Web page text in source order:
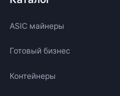
ASIC майнеры
Готовый бизнес
Контейнеры